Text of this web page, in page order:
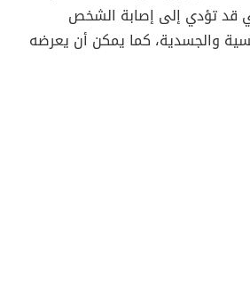
قد تؤدي إلى إصابة الشخص
والجسدية، كما يمكن أن يعرضه